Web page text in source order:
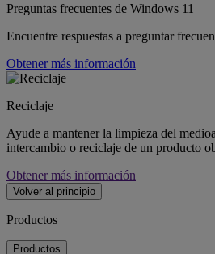
Preguntas frecuentes de Windows 11
Encuentre respuestas a preguntar
Obtener más información
Reciclaje
Ayude a mantener la limpieza del
intercambio o reciclaje de un producto
Obtener más información
Volver al principio
Productos
Productos